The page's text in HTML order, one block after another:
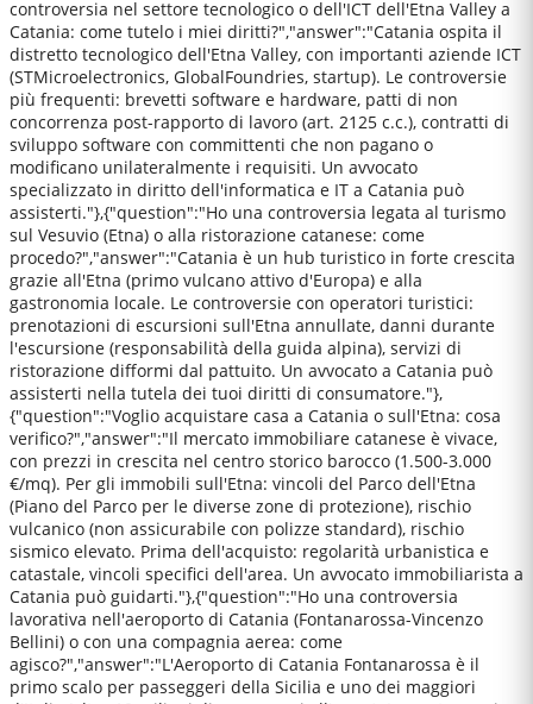
controversia nel settore tecnologico o dell'ICT dell'Etna Valley a
Catania: come tutelo i miei diritti?","answer":"Catania ospita il
distretto tecnologico dell'Etna Valley, con importanti aziende ICT
(STMicroelectronics, GlobalFoundries, startup). Le controversie
più frequenti: brevetti software e hardware, patti di non
concorrenza post-rapporto di lavoro (art. 2125 c.c.), contratti di
sviluppo software con committenti che non pagano o
modificano unilateralmente i requisiti. Un avvocato
specializzato in diritto dell'informatica e IT a Catania può
assisterti."},{"question":"Ho una controversia legata al turismo
sul Vesuvio (Etna) o alla ristorazione catanese: come
procedo?","answer":"Catania è un hub turistico in forte crescita
grazie all'Etna (primo vulcano attivo d'Europa) e alla
gastronomia locale. Le controversie con operatori turistici:
prenotazioni di escursioni sull'Etna annullate, danni durante
l'escursione (responsabilità della guida alpina), servizi di
ristorazione difformi dal pattuito. Un avvocato a Catania può
assisterti nella tutela dei tuoi diritti di consumatore."},
{"question":"Voglio acquistare casa a Catania o sull'Etna: cosa
verifico?","answer":"Il mercato immobiliare catanese è vivace,
con prezzi in crescita nel centro storico barocco (1.500-3.000
€/mq). Per gli immobili sull'Etna: vincoli del Parco dell'Etna
(Piano del Parco per le diverse zone di protezione), rischio
vulcanico (non assicurabile con polizze standard), rischio
sismico elevato. Prima dell'acquisto: regolarità urbanistica e
catastale, vincoli specifici dell'area. Un avvocato immobiliarista a
Catania può guidarti."},{"question":"Ho una controversia
lavorativa nell'aeroporto di Catania (Fontanarossa-Vincenzo
Bellini) o con una compagnia aerea: come
agisco?","answer":"L'Aeroporto di Catania Fontanarossa è il
primo scalo per passeggeri della Sicilia e uno dei maggiori